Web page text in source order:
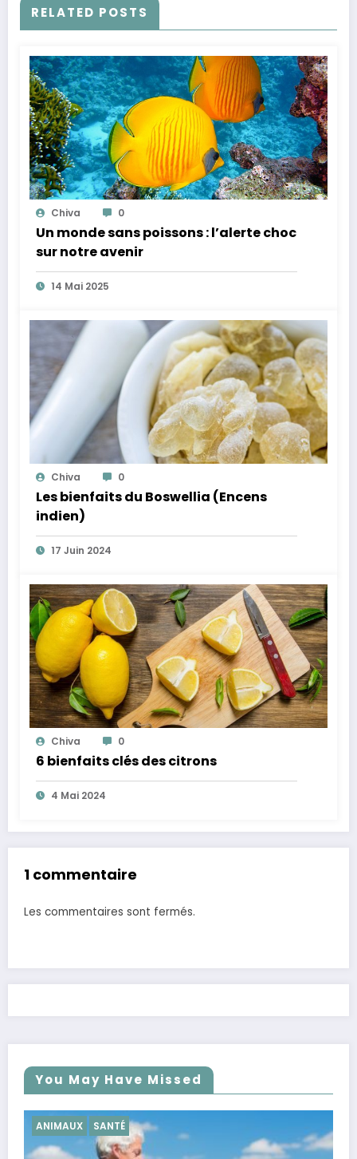
RELATED POSTS
Chiva 0
Un monde sans poissons : l’alerte choc
sur notre avenir
14 Mai 2025
Chiva 0
Les bienfaits du Boswellia (Encens
indien)
17 Juin 2024
Chiva 0
6 bienfaits clés des citrons
4 Mai 2024
1 commentaire
Les commentaires sont fermés.
You May Have Missed
SANTÉ